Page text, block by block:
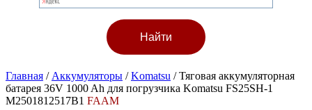
Главная / Аккумуляторы /Komatsu /Тяговая аккумуляторная
батарея 36V 1000 Ah для погрузчика Komatsu FS25SH-1
M2501812517B1 FAAM